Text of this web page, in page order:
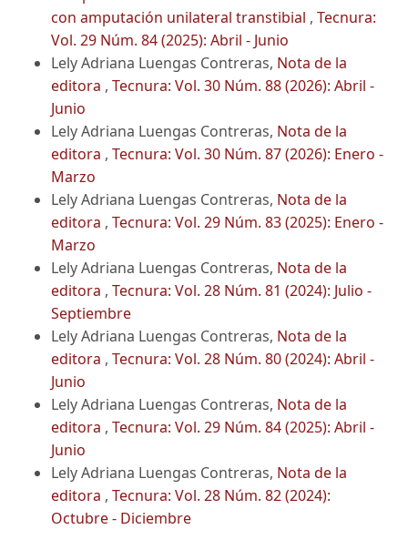
con amputación unilateral transtibial , Tecnura:
Vol. 29 Núm. 84 (2025): Abril - Junio
Lely Adriana Luengas Contreras, Nota de la
editora , Tecnura: Vol. 30 Núm. 88 (2026): Abril -
Junio
Lely Adriana Luengas Contreras, Nota de la
editora , Tecnura: Vol. 30 Núm. 87 (2026): Enero -
Marzo
Lely Adriana Luengas Contreras, Nota de la
editora , Tecnura: Vol. 29 Núm. 83 (2025): Enero -
Marzo
Lely Adriana Luengas Contreras, Nota de la
editora , Tecnura: Vol. 28 Núm. 81 (2024): Julio -
Septiembre
Lely Adriana Luengas Contreras, Nota de la
editora , Tecnura: Vol. 28 Núm. 80 (2024): Abril -
Junio
Lely Adriana Luengas Contreras, Nota de la
editora , Tecnura: Vol. 29 Núm. 84 (2025): Abril -
Junio
Lely Adriana Luengas Contreras, Nota de la
editora , Tecnura: Vol. 28 Núm. 82 (2024):
Octubre - Diciembre